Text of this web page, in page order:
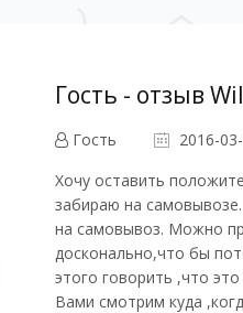
Гость - отзыв
Гость 2016-
Хочу оставить
забираю на
на самовывоз. Можно
досконально,что бы
этого говорить ,что
Вами смотрим куда